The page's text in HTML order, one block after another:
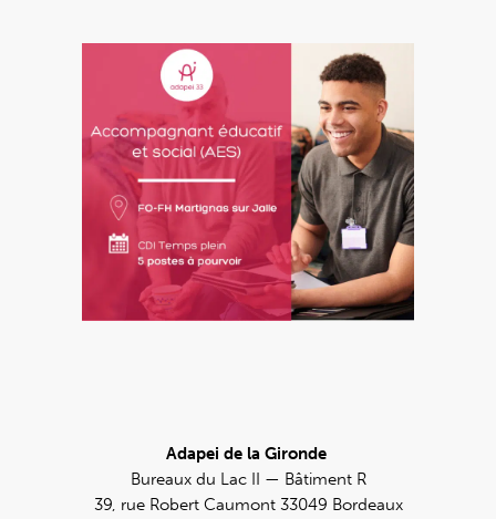
Adapei de la Gironde
Bureaux du Lac II — Bâtiment R
39, rue Robert Caumont 33049 Bordeaux